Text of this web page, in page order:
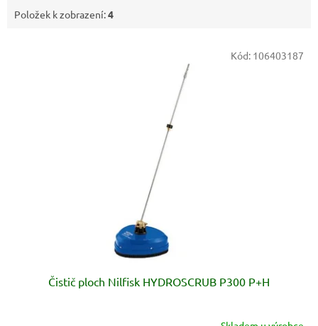
Položek k zobrazení:4
Čistič ploch Nilfisk HYDROSCRUB P300 P+H
Kód: 106403187